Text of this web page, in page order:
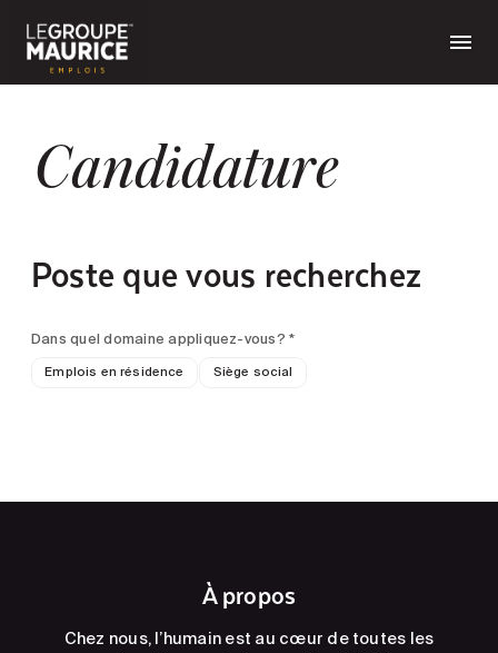
Candidature
Poste que vous recherchez
Dans quel domaine appliquez-vous? *
Emplois en résidence Siège social
À propos
Chez nous, l’humain est au cœur de toutes les